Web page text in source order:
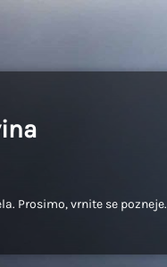
Prosimo, vrnite se pozneje.